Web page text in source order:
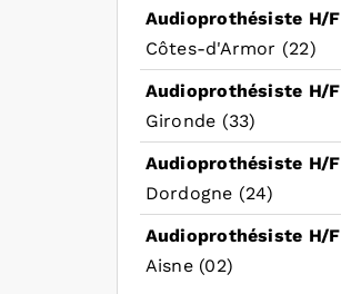
Audioprothésiste H/F
Côtes-d'Armor (22)
Audioprothésiste H/F
Gironde (33)
Audioprothésiste H/F
Dordogne (24)
Audioprothésiste H/F
Aisne (02)